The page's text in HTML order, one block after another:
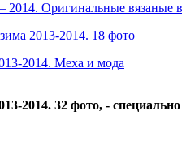
2014. Оригинальные вязаные
2013-2014. 18 фото
2014. Меха и мода
2014. 32 фото, -